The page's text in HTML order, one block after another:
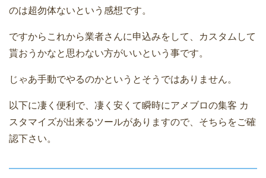
のは超勿体ないという感想です。
ですからこれから業者さんに申込みをして、カスタムして
貰おうかなと思わない方がいいという事です。
じゃあ手動でやるのかというとそうではありません。
以下に凄く便利で、凄く安くて瞬時にアメブロの集客 カ
スタマイズが出来るツールがありますので、そちらをご確
認下さい。